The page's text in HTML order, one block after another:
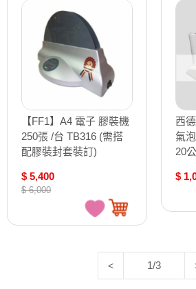
【FF1】A4 電子 膠裝機
250張 /台 TB316 (需搭
配膠裝封套裝訂)
$ 5,400
$ 6,000
西
氣
20
$
< 1/3